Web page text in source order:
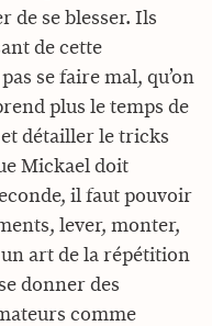
de se blesser. Ils
de cette
se faire mal, qu’on
plus le temps de
détailler le tricks
Mickael doit
il faut pouvoir
lever, monter,
art de la répétition
donner des
comme